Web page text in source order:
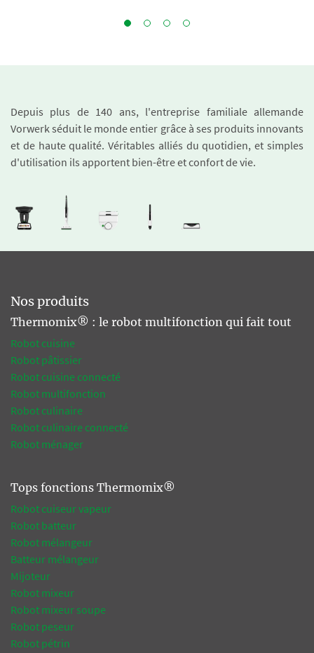
Depuis plus de 140 ans, l'entreprise familiale allemande
Vorwerk séduit le monde entier grâce à ses produits innovants
et de haute qualité. Véritables alliés du quotidien, et simples
d'utilisation ils apportent bien-être et confort de vie.
Nos produits
Thermomix® : le robot multifonction qui fait tout
Robot cuisine
Robot pâtissier
Robot cuisine connecté
Robot multifonction
Robot culinaire
Robot culinaire connecté
Robot ménager
Tops fonctions Thermomix®
Robot cuiseur vapeur
Robot batteur
Robot mélangeur
Batteur mélangeur
Mijoteur
Robot mixeur
Robot mixeur soupe
Robot peseur
Robot pétrin